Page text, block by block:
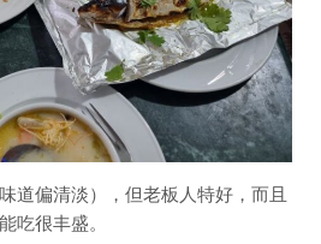
道偏清淡），但老板人特好，而且
吃很丰盛。